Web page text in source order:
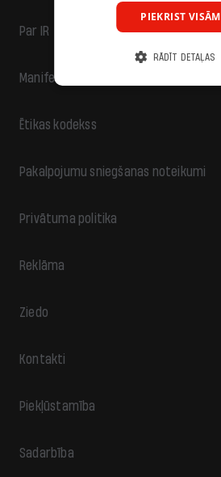
Par IR
Manifests
Ētikas kodekss
Pakalpojumu sniegšanas noteikumi
Privātuma politika
Reklāma
Ziedo
Kontakti
Piekļūstamība
Sadarbība
PIEKRIST VISĀM
RĀDĪT DETAĻAS